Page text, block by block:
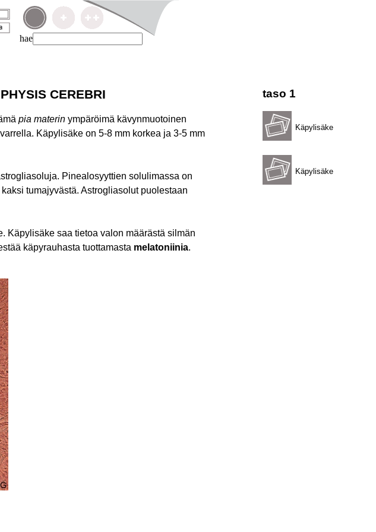
hae
taso 1
Käpylisäke
Käpylisäke
CEREBRI
pia materin ympäröimä kävynmuotoinen
Käpylisäke on 5-8 mm korkea ja 3-5 mm
Pinealosyyttien solulimassa on
tumajyvästä. Astrogliasolut puolestaan
Käpylisäke saa tietoa valon määrästä silmän
käpyrauhasta tuottamasta melatoniinia.